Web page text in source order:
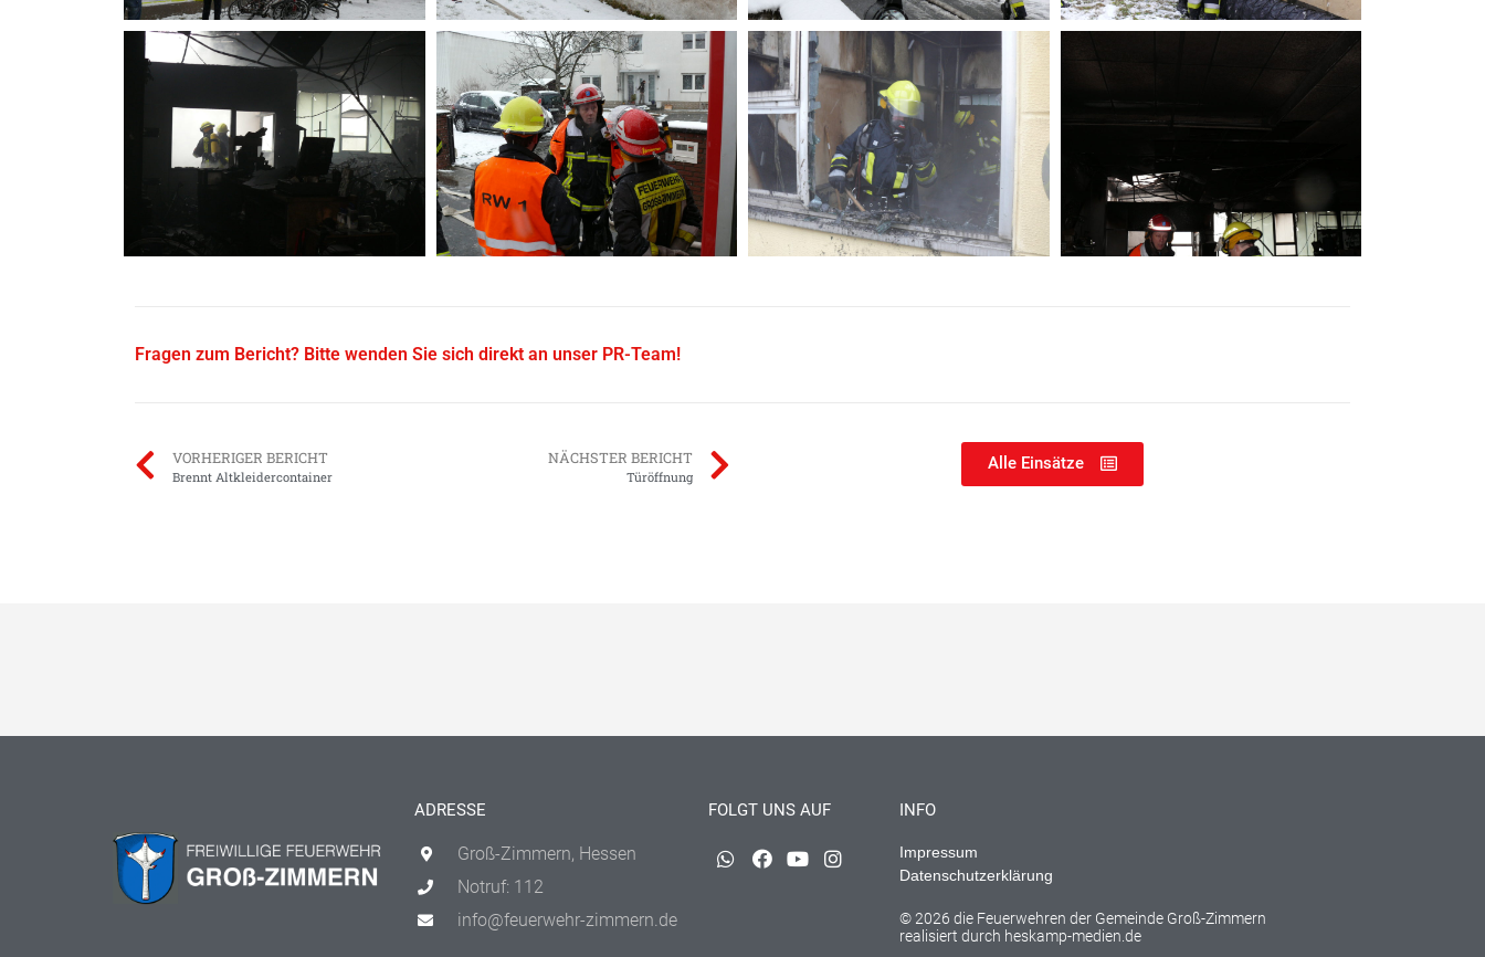
Fragen zum Bericht? Bitte wenden Sie sich direkt an unser PR-Team!
VORHERIGER BERICHT
Brennt Altkleidercontainer
NÄCHSTER BERICHT
Türöffnung
Alle Einsätze
ADRESSE
Groß-Zimmern, Hessen
Notruf: 112
info@feuerwehr-zimmern.de
FOLGT UNS AUF INFO
Impressum
Datenschutzerklärung
© 2026 die Feuerwehren der Gemeinde Groß-Zimmern
realisiert durch heskamp-medien.de